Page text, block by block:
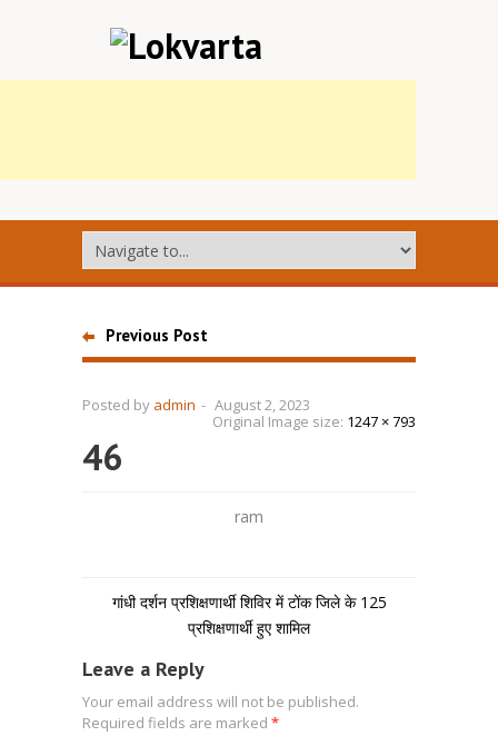
Previous Post
Posted by admin - August 2, 2023
Original Image size: 1247 × 793
46
ram
गांधी दर्शन प्रशिक्षणार्थी शिविर में टोंक जिले के 125
प्रशिक्षणार्थी हुए शामिल
Leave a Reply
Your email address will not be published.
Required fields are marked *